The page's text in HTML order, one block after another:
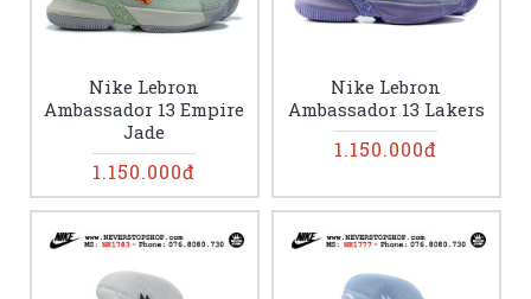
Nike Lebron
Ambassador 13 Empire
Jade
1.150.000đ
Nike Lebron
Ambassador 13 Lakers
1.150.000đ